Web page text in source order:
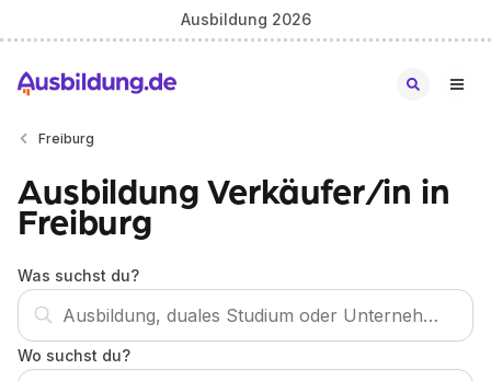
Ausbildung 2026
Freiburg
Ausbildung Verkäufer/in in
Freiburg
Was suchst du?
Wo suchst du?